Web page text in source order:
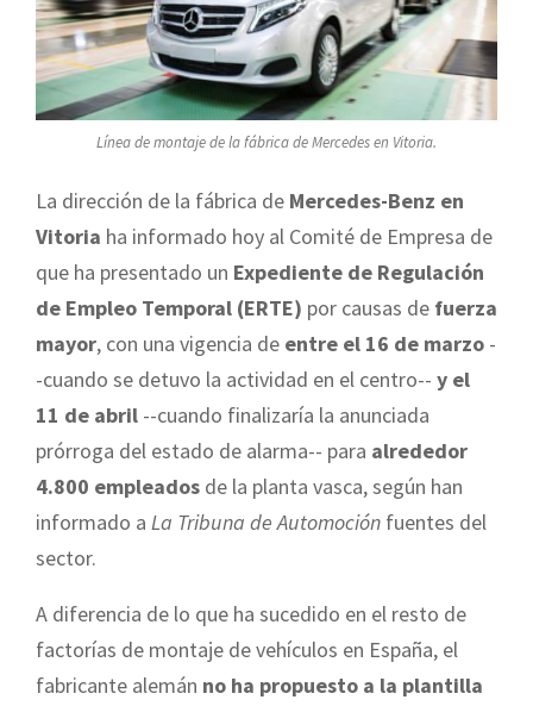
Línea de montaje de la fábrica de Mercedes en Vitoria.
La dirección de la fábrica de Mercedes-Benz en
Vitoria ha informado hoy al Comité de Empresa de
que ha presentado un Expediente de Regulación
de Empleo Temporal (ERTE) por causas de fuerza
mayor, con una vigencia de entre el 16 de marzo -
-cuando se detuvo la actividad en el centro-- y el
11 de abril --cuando finalizaría la anunciada
prórroga del estado de alarma-- para alrededor
4.800 empleados de la planta vasca, según han
informado a La Tribuna de Automoción fuentes del
sector.
A diferencia de lo que ha sucedido en el resto de
factorías de montaje de vehículos en España, el
fabricante alemán no ha propuesto a la plantilla